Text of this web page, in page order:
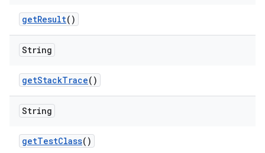
getResult()
String
getStackTrace()
String
getTestClass()